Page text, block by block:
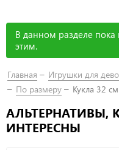
В данном разделе
этим.
Главная Игрушки для
По размеру
Кукла 32 см
АЛЬТЕРНАТИВЫ,
ИНТЕРЕСНЫ